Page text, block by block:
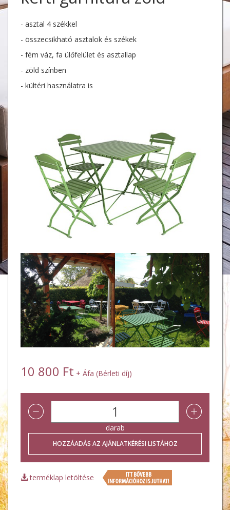
- asztal 4 székkel
- összecsikható asztalok és székek
- fém váz, fa ülőfelület és asztallap
- zöld színben
- kültéri használatra is
10 800 Ft + Áfa (Bérleti díj)
darab
terméklap letöltése